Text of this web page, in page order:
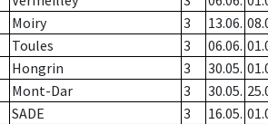
Moiry 3 13.06.
Toules 3 06.06.
Hongrin 3 30.05.
Mont-Dar 3 30.05.
SADE 3 16.05.